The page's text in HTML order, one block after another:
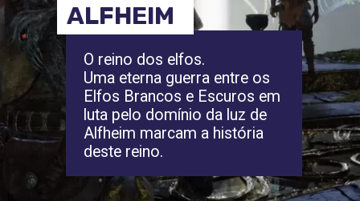
O reino dos elfos.
Uma eterna guerra entre os
Elfos Brancos e Escuros em
luta pelo domínio da luz de
Alfheim marcam a história
deste reino.
ALFHEIM